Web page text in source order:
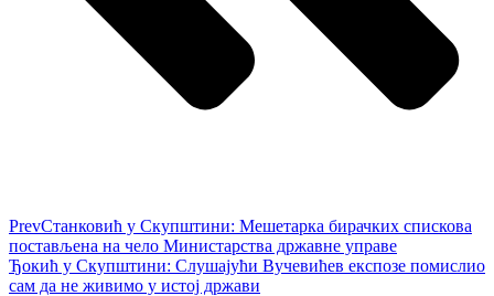
PrevСтанковић у Скупштини: Мешетарка бирачких спискова
постављена на чело Министарства државне управе
Ђокић у Скупштини: Слушајући Вучевићев експозе помислио
сам да не живимо у истој држави